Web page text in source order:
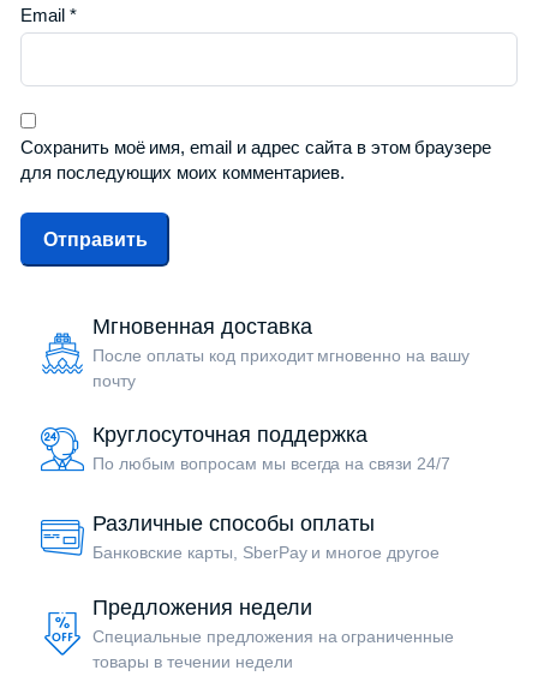
Email *
Сохранить моё имя, email и адрес сайта в этом браузере
для последующих моих комментариев.
Мгновенная доставка
После оплаты код приходит мгновенно на вашу
почту
Круглосуточная поддержка
По любым вопросам мы всегда на связи 24/7
Различные способы оплаты
Банковские карты, SberPay и многое другое
Предложения недели
Специальные предложения на ограниченные
товары в течении недели